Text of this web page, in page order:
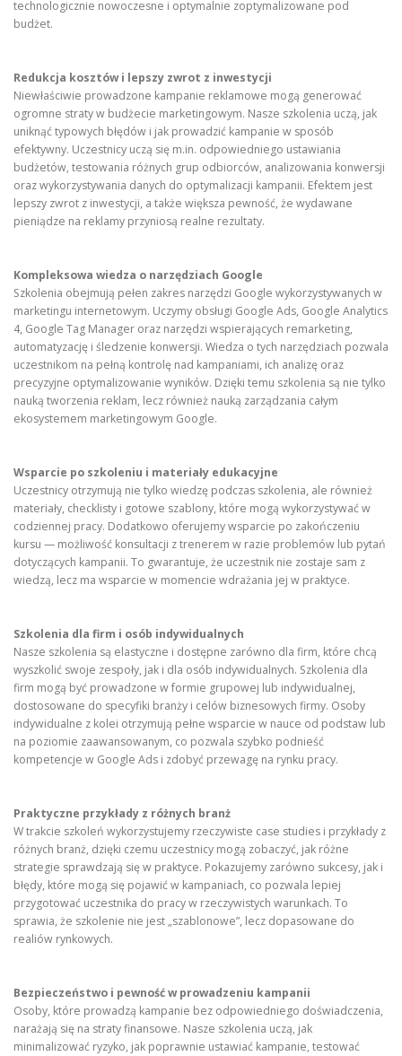
technologicznie nowoczesne i optymalnie zoptymalizowane pod
budżet.
Redukcja kosztów i lepszy zwrot z inwestycji
Niewłaściwie prowadzone kampanie reklamowe mogą generować
ogromne straty w budżecie marketingowym. Nasze szkolenia uczą, jak
uniknąć typowych błędów i jak prowadzić kampanie w sposób
efektywny. Uczestnicy uczą się m.in. odpowiedniego ustawiania
budżetów, testowania różnych grup odbiorców, analizowania konwersji
oraz wykorzystywania danych do optymalizacji kampanii. Efektem jest
lepszy zwrot z inwestycji, a także większa pewność, że wydawane
pieniądze na reklamy przyniosą realne rezultaty.
Kompleksowa wiedza o narzędziach Google
Szkolenia obejmują pełen zakres narzędzi Google wykorzystywanych w
marketingu internetowym. Uczymy obsługi Google Ads, Google Analytics
4, Google Tag Manager oraz narzędzi wspierających remarketing,
automatyzację i śledzenie konwersji. Wiedza o tych narzędziach pozwala
uczestnikom na pełną kontrolę nad kampaniami, ich analizę oraz
precyzyjne optymalizowanie wyników. Dzięki temu szkolenia są nie tylko
nauką tworzenia reklam, lecz również nauką zarządzania całym
ekosystemem marketingowym Google.
Wsparcie po szkoleniu i materiały edukacyjne
Uczestnicy otrzymują nie tylko wiedzę podczas szkolenia, ale również
materiały, checklisty i gotowe szablony, które mogą wykorzystywać w
codziennej pracy. Dodatkowo oferujemy wsparcie po zakończeniu
kursu — możliwość konsultacji z trenerem w razie problemów lub pytań
dotyczących kampanii. To gwarantuje, że uczestnik nie zostaje sam z
wiedzą, lecz ma wsparcie w momencie wdrażania jej w praktyce.
Szkolenia dla firm i osób indywidualnych
Nasze szkolenia są elastyczne i dostępne zarówno dla firm, które chcą
wyszkolić swoje zespoły, jak i dla osób indywidualnych. Szkolenia dla
firm mogą być prowadzone w formie grupowej lub indywidualnej,
dostosowane do specyfiki branży i celów biznesowych firmy. Osoby
indywidualne z kolei otrzymują pełne wsparcie w nauce od podstaw lub
na poziomie zaawansowanym, co pozwala szybko podnieść
kompetencje w Google Ads i zdobyć przewagę na rynku pracy.
Praktyczne przykłady z różnych branż
W trakcie szkoleń wykorzystujemy rzeczywiste case studies i przykłady z
różnych branż, dzięki czemu uczestnicy mogą zobaczyć, jak różne
strategie sprawdzają się w praktyce. Pokazujemy zarówno sukcesy, jak i
błędy, które mogą się pojawić w kampaniach, co pozwala lepiej
przygotować uczestnika do pracy w rzeczywistych warunkach. To
sprawia, że szkolenie nie jest „szablonowe”, lecz dopasowane do
realiów rynkowych.
Bezpieczeństwo i pewność w prowadzeniu kampanii
Osoby, które prowadzą kampanie bez odpowiedniego doświadczenia,
narażają się na straty finansowe. Nasze szkolenia uczą, jak
minimalizować ryzyko, jak poprawnie ustawiać kampanie, testować